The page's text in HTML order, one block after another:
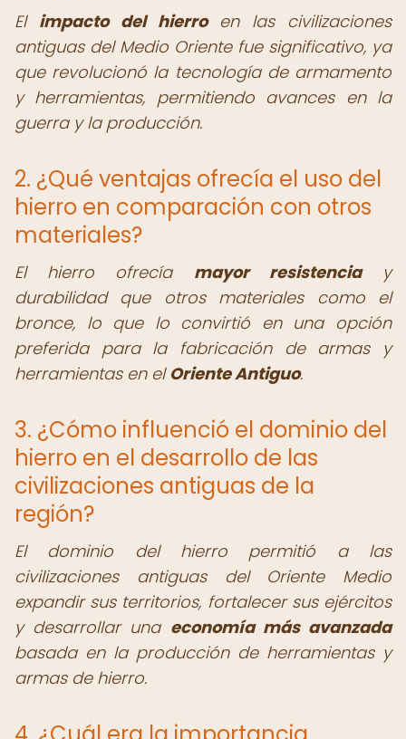
El impacto del hierroen las civilizaciones
antiguas del Medio Oriente fue significativo, ya
que revolucionó la tecnología de armamento
y herramientas, permitiendo avances en la
guerra y la producción.
2. ¿Qué ventajas ofrecía el uso del
hierro en comparación con otros
materiales?
El hierro ofrecía mayor resistenciay
durabilidad que otros materiales como el
bronce, lo que lo convirtió en una opción
preferida para la fabricación de armas y
herramientas en el Oriente Antiguo.
3. ¿Cómo influenció el dominio del
hierro en el desarrollo de las
civilizaciones antiguas de la
región?
El dominio del hierro permitió a las
civilizaciones antiguas del Oriente Medio
expandir sus territorios, fortalecer sus ejércitos
y desarrollar una economía más avanzada
basada en la producción de herramientas y
armas de hierro.